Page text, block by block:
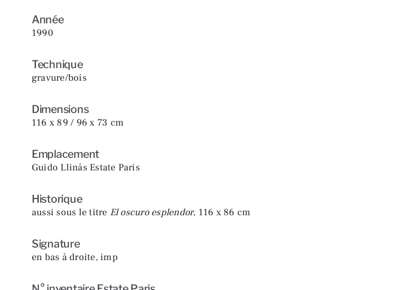
Année
1990
Technique
gravure/bois
Dimensions
116 x 89 / 96 x 73 cm
Emplacement
Guido Llinás Estate Paris
Historique
aussi sous le titre El oscuro esplendor, 116 x 86 cm
Signature
en bas à droite, imp